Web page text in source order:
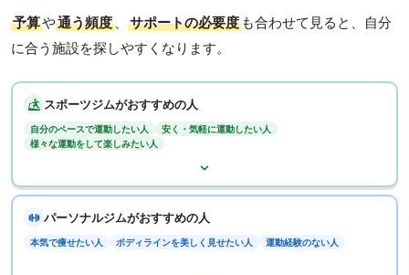
予算や通う頻度 、 サポートの必要度 も合わせて見ると、自分
に合う施設を探しやすくなります。
スポーツジムがおすすめの人
自分のペースで運動したい人
安く・気軽に運動したい人
様々な運動をして楽しみたい人
パーソナルジムがおすすめの人
本気で痩せたい人 ボディラインを美しく見せたい人 運動経験のない人